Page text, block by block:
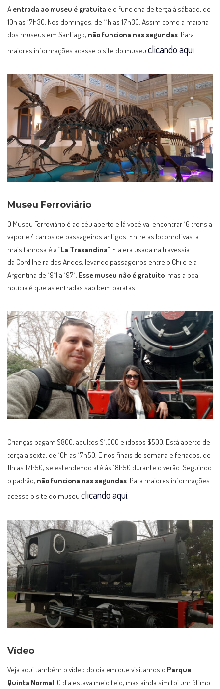
A entrada ao museu é gratuita e o funciona de terça à sábado, de
10h as 17h30. Nos domingos, de 11h as 17h30. Assim como a maioria
dos museus em Santiago, não funciona nas segundas. Para
maiores informações acesse o site do museu clicando aqui.
Museu Ferroviário
O Museu Ferroviário é ao céu aberto e lá você vai encontrar 16 trens a
vapor e 4 carros de passageiros antigos. Entre as locomotivas, a
mais famosa é a “La Trasandina”. Ela era usada na travessia
da Cordilheira dos Andes, levando passageiros entre o Chile e a
Argentina de 1911 a 1971. Esse museu não é gratuito, mas a boa
notícia é que as entradas são bem baratas.
Crianças pagam $800, adultos $1.000 e idosos $500. Está aberto de
terça a sexta, de 10h as 17h50. E nos finais de semana e feriados, de
11h as 17h50, se estendendo até às 18h50 durante o verão. Seguindo
o padrão, não funciona nas segundas. Para maiores informações
acesse o site do museu clicando aqui.
Vídeo
Veja aqui também o vídeo do dia em que visitamos o Parque
Quinta Normal. O dia estava meio feio, mas ainda sim foi um ótimo